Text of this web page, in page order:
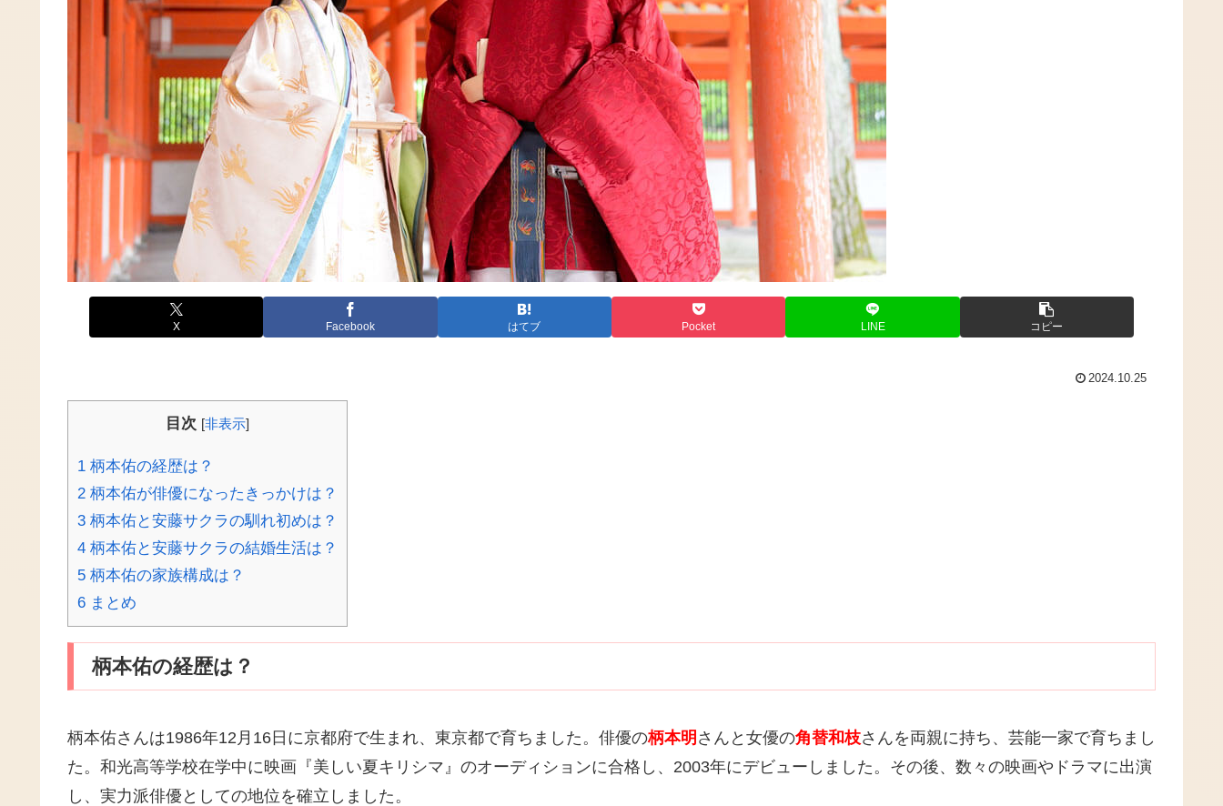
X Facebook はてブ Pocket LINE コピー
2024.10.25
目次 [非表示]
1 柄本佑の経歴は？
2 柄本佑が俳優になったきっかけは？
3 柄本佑と安藤サクラの馴れ初めは？
4 柄本佑と安藤サクラの結婚生活は？
5 柄本佑の家族構成は？
6 まとめ
柄本佑の経歴は？
柄本佑さんは1986年12月16日に京都府で生まれ、東京都で育ちました。俳優の柄本明 さんと女優の角替和枝さんを両親に持ち、芸能一家で育ちまし
た。和光高等学校在学中に映画『美しい夏キリシマ』のオーディションに合格し、2003年にデビューしました。その後、数々の映画やドラマに出演
し、実力派俳優としての地位を確立しました。